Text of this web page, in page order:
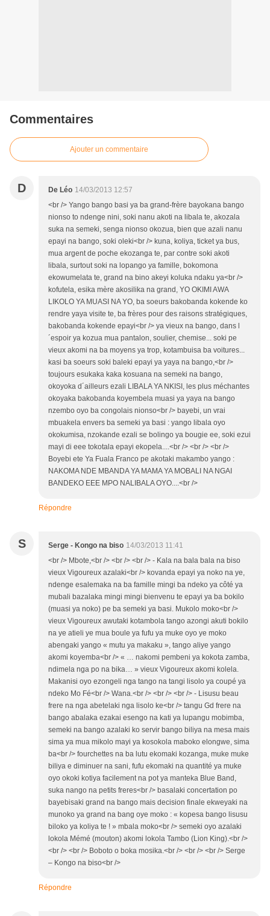
Commentaires
Ajouter un commentaire
D De Léo 14/03/2013 12:57
<br /> Yango bango basi ya ba grand-frère bayokana bango
nionso to ndenge nini, soki nanu akoti na libala te, akozala
suka na semeki, senga nionso okozua, bien que azali nanu
epayi na bango, soki oleki<br /> kuna, koliya, ticket ya bus,
mua argent de poche ekozanga te, par contre soki akoti
libala, surtout soki na lopango ya famille, bokomona
ekowumelata te, grand na bino akeyi koluka ndaku ya<br />
kofutela, esika mère akosilika na grand, YO OKIMI AWA
LIKOLO YA MUASI NA YO, ba soeurs bakobanda kokende ko
rendre yaya visite te, ba frères pour des raisons stratégiques,
bakobanda kokende epayi<br /> ya vieux na bango, dans l
´espoir ya kozua mua pantalon, soulier, chemise... soki pe
vieux akomi na ba moyens ya trop, kotambuisa ba voitures...
kasi ba soeurs soki baleki epayi ya yaya na bango,<br />
toujours esukaka kaka kosuana na semeki na bango,
okoyoka d´ailleurs ezali LIBALA YA NKISI, les plus méchantes
okoyaka bakobanda koyembela muasi ya yaya na bango
nzembo oyo ba congolais nionso<br /> bayebi, un vrai
mbuakela envers ba semeki ya basi : yango libala oyo
okokumisa, nzokande ezali se bolingo ya bougie ee, soki ezui
mayi di eee tokotala epayi ekopela....<br /> <br /> <br />
Boyebi ete Ya Fuala Franco pe akotaki makambo yango :
NAKOMA NDE MBANDA YA MAMA YA MOBALI NA NGAI
BANDEKO EEE MPO NALIBALA OYO....<br />
Répondre
S Serge - Kongo na biso 14/03/2013 11:41
<br /> Mbote,<br /> <br /> <br /> - Kala na bala bala na biso
vieux Vigoureux azalaki<br /> kovanda epayi ya noko na ye,
ndenge esalemaka na ba famille mingi ba ndeko ya côté ya
mubali bazalaka mingi mingi bienvenu te epayi ya ba bokilo
(muasi ya noko) pe ba semeki ya basi. Mukolo moko<br />
vieux Vigoureux awutaki kotambola tango azongi akuti bokilo
na ye atieli ye mua boule ya fufu ya muke oyo ye moko
abengaki yango « mutu ya makaku », tango aliye yango
akomi koyemba<br /> « … nakomi pembeni ya kokota zamba,
ndimela nga po na bika… » vieux Vigoureux akomi kolela.
Makanisi oyo ezongeli nga tango na tangi lisolo ya coupé ya
ndeko Mo Fé<br /> Wana.<br /> <br /> <br /> - Lisusu beau
frere na nga abetelaki nga lisolo ke<br /> tangu Gd frere na
bango abalaka ezakai esengo na kati ya lupangu mobimba,
semeki na bango azalaki ko servir bango biliya na mesa mais
sima ya mua mikolo mayi ya kosokola maboko elongwe, sima
ba<br /> fourchettes na ba lutu ekomaki kozanga, muke muke
biliya e diminuer na sani, fufu ekomaki na quantité ya muke
oyo okoki kotiya facilement na pot ya manteka Blue Band,
suka nango na petits freres<br /> basalaki concertation po
bayebisaki grand na bango mais decision finale ekweyaki na
munoko ya grand na bang oye moko : « kopesa bango lisusu
biloko ya koliya te ! » mbala moko<br /> semeki oyo azalaki
lokola Mémé (mouton) akomi lokola Tambo (Lion King).<br />
<br /> <br /> Boboto o boka mosika.<br /> <br /> <br /> Serge
– Kongo na biso<br />
Répondre